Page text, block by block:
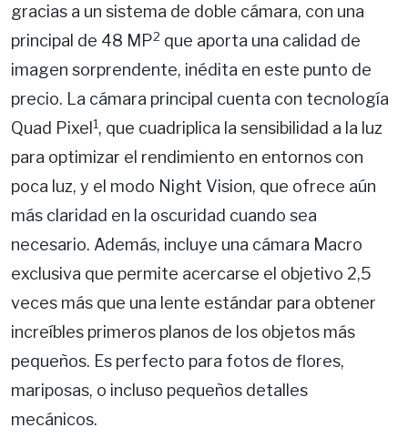
gracias a un sistema de doble cámara, con una
principal de 48 MP2 que aporta una calidad de
imagen sorprendente, inédita en este punto de
precio. La cámara principal cuenta con tecnología
Quad Pixel 1, que cuadriplica la sensibilidad a la luz
para optimizar el rendimiento en entornos con
poca luz, y el modo Night Vision, que ofrece aún
más claridad en la oscuridad cuando sea
necesario. Además, incluye una cámara Macro
exclusiva que permite acercarse el objetivo 2,5
veces más que una lente estándar para obtener
increíbles primeros planos de los objetos más
pequeños. Es perfecto para fotos de flores,
mariposas, o incluso pequeños detalles
mecánicos.